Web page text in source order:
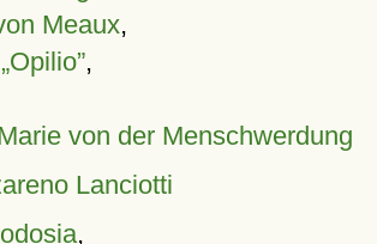
Meaux,
,
von der Menschwerdung
Lanciotti
,